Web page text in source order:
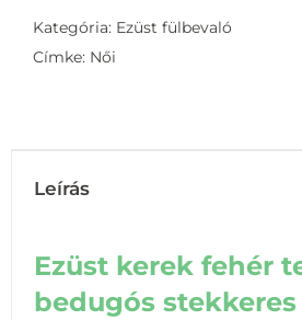
Kategória: Ezüst fülbevaló
Címke: Női
Leírás
Ezüst kerek fehér
bedugós